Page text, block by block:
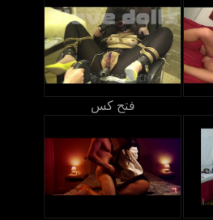
فتح كس